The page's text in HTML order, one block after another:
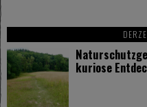
kuriose